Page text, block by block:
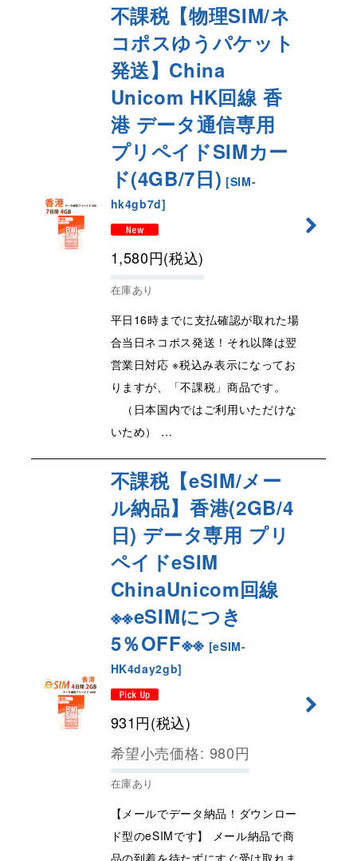
不課税【物理SIM/ネ
コポスゆうパケット
発送】China
Unicom HK回線 香
港 データ通信専用
プリペイドSIMカー
ド(4GB/7日) [SIM-
hk4gb7d]
1,580円(税込)
在庫あり
平日16時までに支払確認が取れた場
合当日ネコポス発送！それ以降は翌
営業日対応 ※税込み表示になってお
りますが、「不課税」商品です。
（日本国内ではご利用いただけな
いため） …
不課税【eSIM/メー
ル納品】香港(2GB/4
日) データ専用 プリ
ペイドeSIM
ChinaUnicom回線
※※eSIMにつき
5％OFF※※ [eSIM-
HK4day2gb]
931円(税込)
希望小売価格: 980円
在庫あり
【メールでデータ納品！ダウンロー
ド型のeSIMです】 メール納品で商
品の到着を待たずにすぐ受け取れま